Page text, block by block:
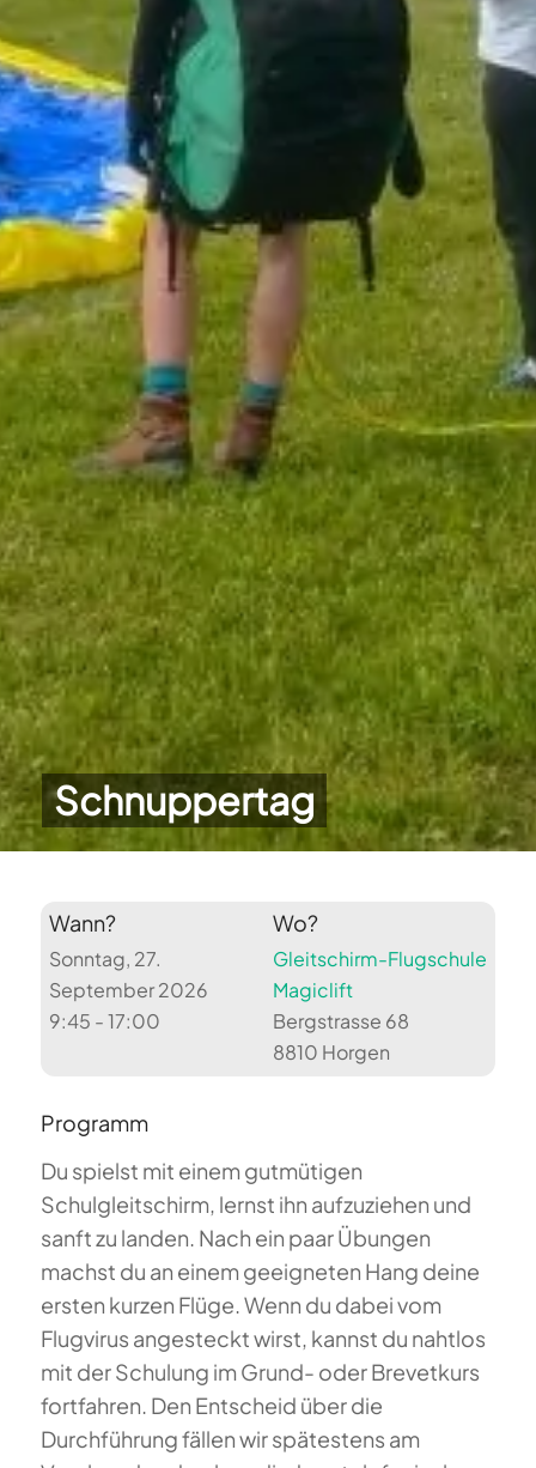
Schnuppertag
Wann?
Sonntag, 27.
September 2026
9:45 - 17:00
Wo?
Gleitschirm-Flugschule
Magiclift
Bergstrasse 68
8810 Horgen
Programm
Du spielst mit einem gutmütigen
Schulgleitschirm, lernst ihn aufzuziehen und
sanft zu landen. Nach ein paar Übungen
machst du an einem geeigneten Hang deine
ersten kurzen Flüge. Wenn du dabei vom
Flugvirus angesteckt wirst, kannst du nahtlos
mit der Schulung im Grund- oder Brevetkurs
fortfahren. Den Entscheid über die
Durchführung fällen wir spätestens am